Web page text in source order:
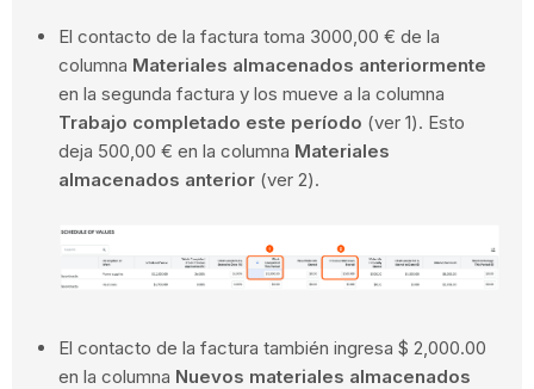
El contacto de la factura toma 3000,00 € de la
columna Materiales almacenados anteriormente
en la segunda factura y los mueve a la columna
Trabajo completado este período (ver 1). Esto
deja 500,00 € en la columna Materiales
almacenados anterior (ver 2).
El contacto de la factura también ingresa $ 2,000.00
en la columna Nuevos materiales almacenados